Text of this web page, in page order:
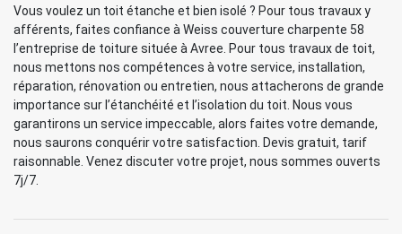
Vous voulez un toit étanche et bien isolé ? Pour tous travaux y
afférents, faites confiance à Weiss couverture charpente 58
l’entreprise de toiture située à Avree. Pour tous travaux de toit,
nous mettons nos compétences à votre service, installation,
réparation, rénovation ou entretien, nous attacherons de grande
importance sur l’étanchéité et l’isolation du toit. Nous vous
garantirons un service impeccable, alors faites votre demande,
nous saurons conquérir votre satisfaction. Devis gratuit, tarif
raisonnable. Venez discuter votre projet, nous sommes ouverts
7j/7.